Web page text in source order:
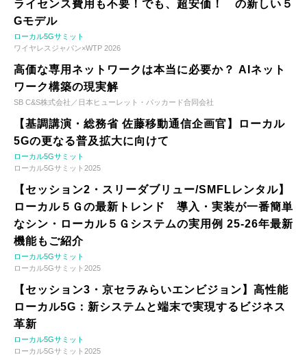
ライセンス費用も不要！でも、超安価！ の新しい５
Gモデル
ローカル5Gサミット
ワイヤレスジャパン×WTP 2026
高価な専用ネットワークは本当に必要か？ AIネット
ワーク構築の現実解
SB C&S株式会社／日本ヒューレット・パッカード合同会社
【基調講演・総務省 佐藤移動通信企画官】ローカル
5Gの更なる普及拡大に向けて
ローカル5Gサミット
ローカル5Gサミット2025
【セッション2・スリーダブリュー/SMFLレンタル】
ローカル５Ｇの最新トレンド 導入・実装が一番簡単
なシン・ローカル５Ｇシステムの実用例 25-26年最新
機能もご紹介
ローカル5Gサミット
ローカル5Gサミット2025
【セッション3・京セラみらいエンビジョン】高性能
ローカル5G：新システムと端末で実現するビジネス
革新
ローカル5Gサミット
ローカル5Gサミット2025